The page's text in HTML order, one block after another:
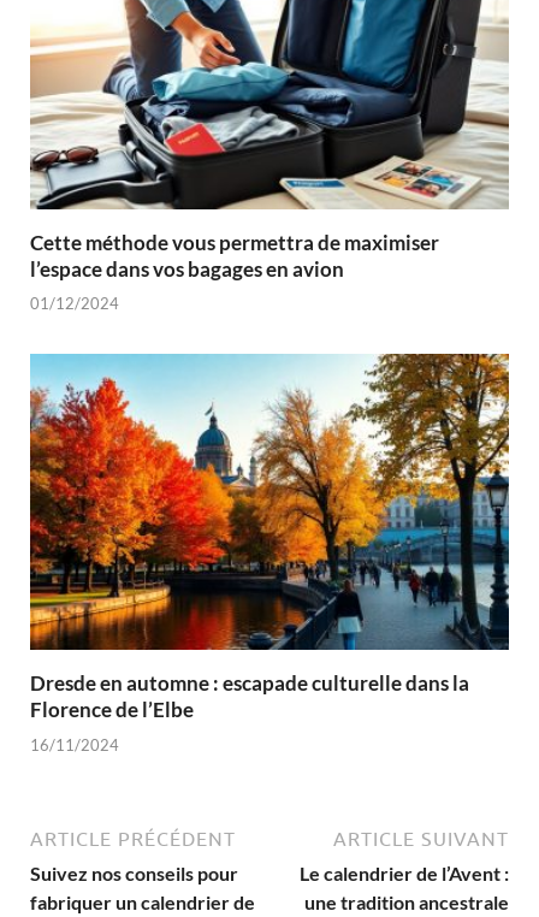
Cette méthode vous permettra de maximiser
l’espace dans vos bagages en avion
01/12/2024
Dresde en automne : escapade culturelle dans la
Florence de l’Elbe
16/11/2024
ARTICLE PRÉCÉDENT
Suivez nos conseils pour
fabriquer un calendrier de
ARTICLE SUIVANT
Le calendrier de l’Avent :
une tradition ancestrale